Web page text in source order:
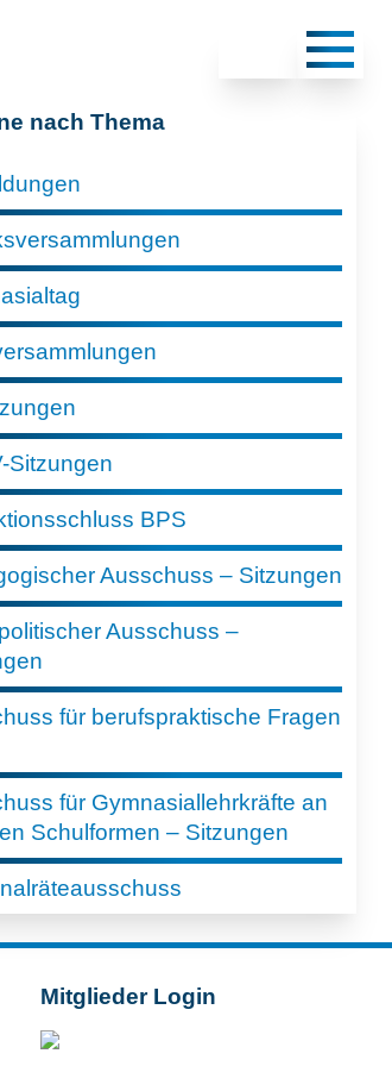
nach Thema
Sitzungen
BPS
Ausschuss – Sitzungen
Ausschuss –
für berufspraktische Fragen
für Gymnasiallehrkräfte an
Schulformen – Sitzungen
Mitglieder Login